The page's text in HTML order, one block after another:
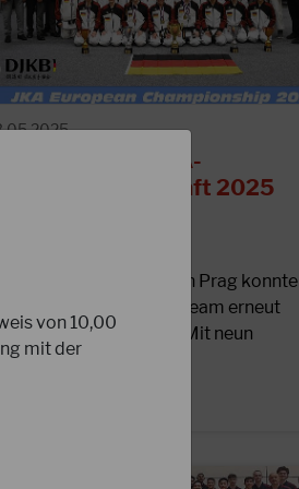
der JKA-
2025
in Prag konnte
27köpfiges DJKB-Team erneut
abschließen. Mit neun
und dem…
von 10,00
mit der